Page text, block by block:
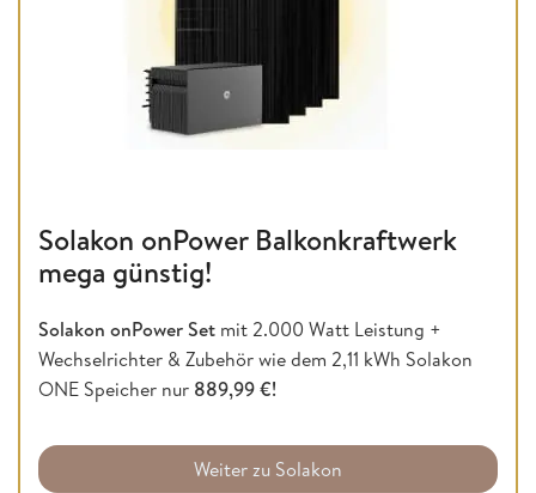
Solakon onPower Balkonkraftwerk
mega günstig!
Solakon onPower Set mit 2.000 Watt Leistung +
Wechselrichter & Zubehör wie dem 2,11 kWh Solakon
ONE Speicher nur 889,99 €!
Weiter zu Solakon